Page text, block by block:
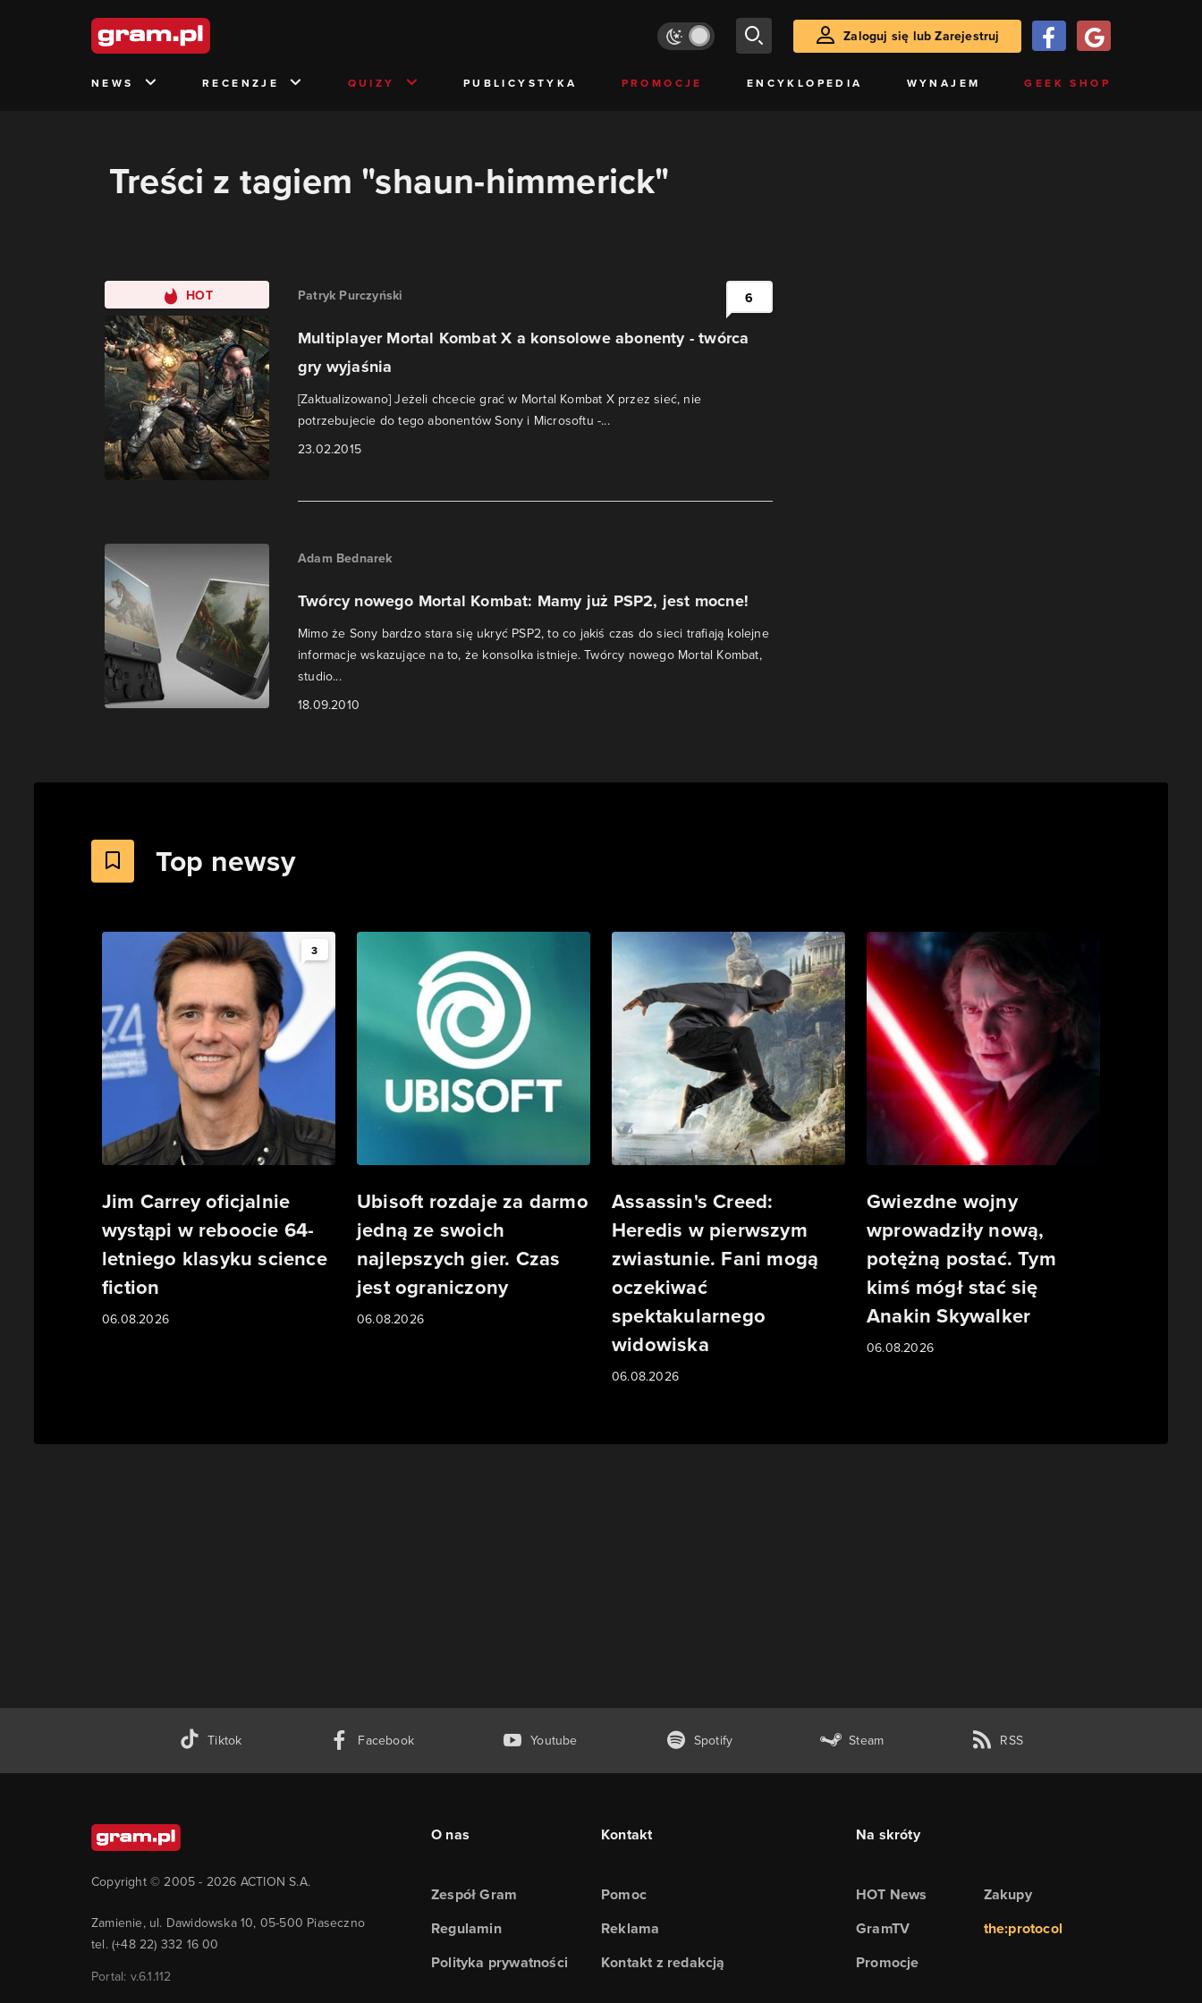
Zaloguj się lub Zarejestruj
NEWS RECENZJE QUIZY PUBLICYSTYKA PROMOCJE ENCYKLOPEDIA WYNAJEM GEEK SHOP
Treści z tagiem "shaun-himmerick"
HOT Patryk Purczyński
Multiplayer Mortal Kombat X a konsolowe abonenty - twórca
gry wyjaśnia
[Zaktualizowano] Jeżeli chcecie grać w Mortal Kombat X przez sieć, nie
potrzebujecie do tego abonentów Sony i Microsoftu -...
23.02.2015
6
Adam Bednarek
Twórcy nowego Mortal Kombat: Mamy już PSP2, jest mocne!
Mimo że Sony bardzo stara się ukryć PSP2, to co jakiś czas do sieci trafiają kolejne
informacje wskazujące na to, że konsolka istnieje. Twórcy nowego Mortal Kombat,
studio...
18.09.2010
Top newsy
3
Jim Carrey oficjalnie
wystąpi w reboocie 64-
letniego klasyku science
fiction
06.08.2026
Ubisoft rozdaje za darmo
jedną ze swoich
najlepszych gier. Czas
jest ograniczony
06.08.2026
Assassin's Creed:
Heredis w pierwszym
zwiastunie. Fani mogą
oczekiwać
spektakularnego
widowiska
06.08.2026
Gwiezdne wojny
wprowadziły nową,
potężną postać. Tym
kimś mógł stać się
Anakin Skywalker
06.08.2026
Tiktok Facebook Youtube Spotify Steam RSS
Copyright © 2005 - 2026 ACTION S.A.
Zamienie, ul. Dawidowska 10, 05-500 Piaseczno
tel. (+48 22) 332 16 00
Portal: v.6.1.112
O nas
Zespół Gram
Regulamin
Polityka prywatności
Kontakt
Pomoc
Reklama
Kontakt z redakcją
Na skróty
HOT News
GramTV
Promocje
Zakupy
the:protocol